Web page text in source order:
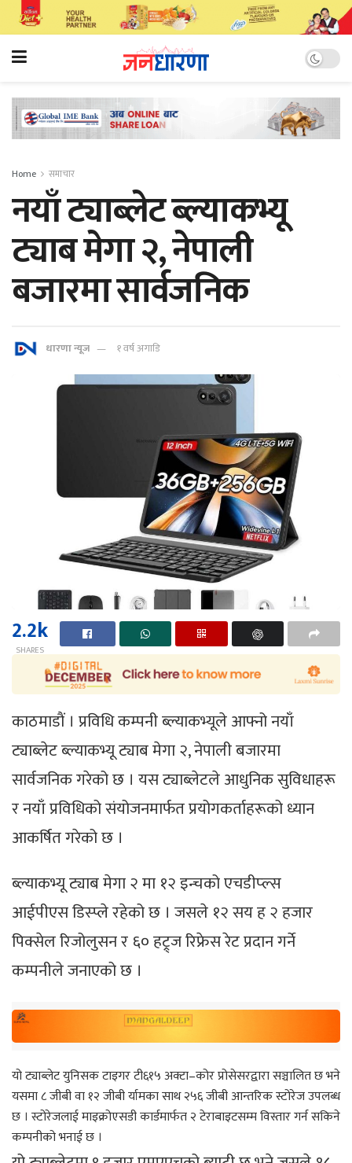
Home समाचार
नयाँ ट्याब्लेट ब्ल्याकभ्यू
ट्याब मेगा २, नेपाली
बजारमा सार्वजनिक
धारणा न्यूज १ वर्ष अगाडि
2.2k
SHARES
काठमाडाैं । प्रविधि कम्पनी ब्ल्याकभ्यूले आफ्नो नयाँ
ट्याब्लेट ब्ल्याकभ्यू ट्याब मेगा २, नेपाली बजारमा
सार्वजनिक गरेको छ । यस ट्याब्लेटले आधुनिक सुविधाहरू
र नयाँ प्रविधिको संयोजनमार्फत प्रयोगकर्ताहरूको ध्यान
आकर्षित गरेको छ ।
ब्ल्याकभ्यू ट्याब मेगा २ मा १२ इन्चको एचडीप्ल्स
आईपीएस डिस्प्ले रहेको छ । जसले १२ सय ह २ हजार
पिक्सेल रिजोलुसन र ६० हट्र्ज रिफ्रेस रेट प्रदान गर्ने
कम्पनीले जनाएको छ ।
यो ट्याब्लेट युनिसक टाइगर टी६१५ अक्टा–कोर प्रोसेसरद्वारा सञ्चालित छ भने
यसमा ८ जीबी वा १२ जीबी र्यामका साथ २५६ जीबी आन्तरिक स्टोरेज उपलब्ध
छ । स्टोरेजलाई माइक्रोएसडी कार्डमार्फत २ टेराबाइटसम्म विस्तार गर्न सकिने
कम्पनीको भनाई छ ।